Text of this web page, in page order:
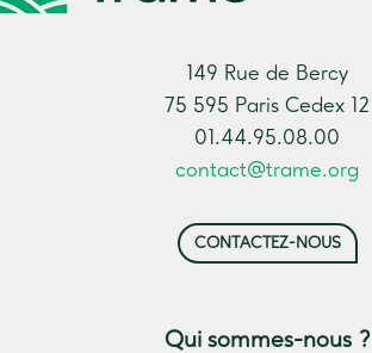
149 Rue de Bercy
75 595 Paris Cedex 12
01.44.95.08.00
contact@trame.org
CONTACTEZ-NOUS
Qui sommes-nous ?